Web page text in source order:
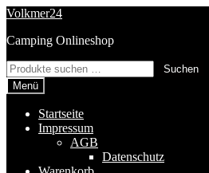
Zur
springen
Zum
springen
Volkmer24
Camping Onlineshop
Suchen
nach:
Suchen
Menü
Startseite
Impressum
AGB
Datenschutz